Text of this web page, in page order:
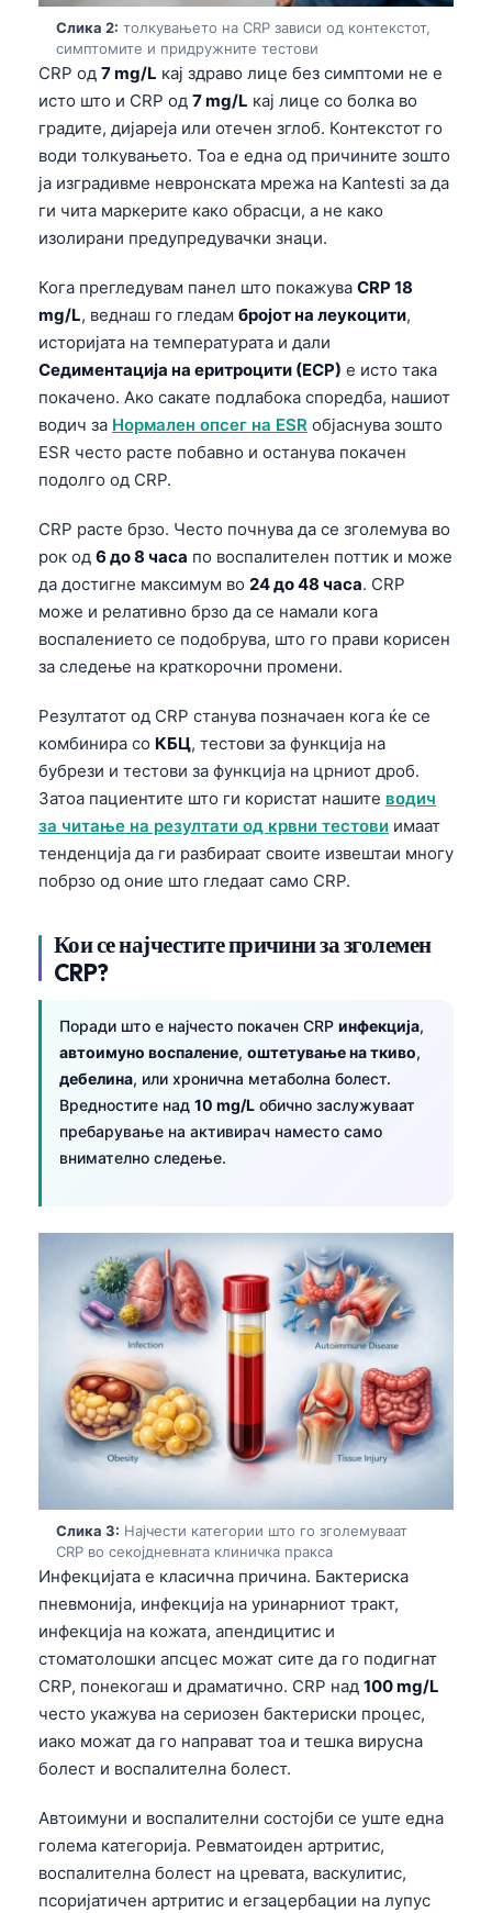
Слика 2: толкувањето на CRP зависи од контекстот,
симптомите и придружните тестови
CRP од 7 mg/L кај здраво лице без симптоми не е
исто што и CRP од 7 mg/L кај лице со болка во
градите, дијареја или отечен зглоб. Контекстот го
води толкувањето. Тоа е една од причините зошто
ја изградивме невронската мрежа на Kantesti за да
ги чита маркерите како обрасци, а не како
изолирани предупредувачки знаци.
Кога прегледувам панел што покажува CRP 18
mg/L, веднаш го гледам бројот на леукоцити,
историјата на температурата и дали
Седиментација на еритроцити (ЕСР) е исто така
покачено. Ако сакате подлабока споредба, нашиот
водич за Нормален опсег на ESR објаснува зошто
ESR често расте побавно и останува покачен
подолго од CRP.
CRP расте брзо. Често почнува да се зголемува во
рок од 6 до 8 часа по воспалителен поттик и може
да достигне максимум во 24 до 48 часа. CRP
може и релативно брзо да се намали кога
воспалението се подобрува, што го прави корисен
за следење на краткорочни промени.
Резултатот од CRP станува позначаен кога ќе се
комбинира со КБЦ, тестови за функција на
бубрези и тестови за функција на црниот дроб.
Затоа пациентите што ги користат нашите водич
за читање на резултати од крвни тестови имаат
тенденција да ги разбираат своите извештаи многу
побрзо од оние што гледаат само CRP.
Кои се најчестите причини за зголемен
CRP?
Поради што е најчесто покачен CRP инфекција,
автоимуно воспаление, оштетување на ткиво,
дебелина, или хронична метаболна болест.
Вредностите над 10 mg/L обично заслужуваат
пребарување на активирач наместо само
внимателно следење.
Слика 3: Најчести категории што го зголемуваат
CRP во секојдневната клиничка пракса
Инфекцијата е класична причина. Бактериска
пневмонија, инфекција на уринарниот тракт,
инфекција на кожата, апендицитис и
стоматолошки апсцес можат сите да го подигнат
CRP, понекогаш и драматично. CRP над 100 mg/L
често укажува на сериозен бактериски процес,
иако можат да го направат тоа и тешка вирусна
болест и воспалителна болест.
Автоимуни и воспалителни состојби се уште една
голема категорија. Ревматоиден артритис,
воспалителна болест на цревата, васкулитис,
псоријатичен артритис и егзацербации на лупус